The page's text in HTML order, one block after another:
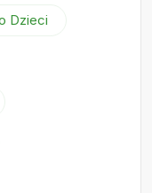
Dzieci